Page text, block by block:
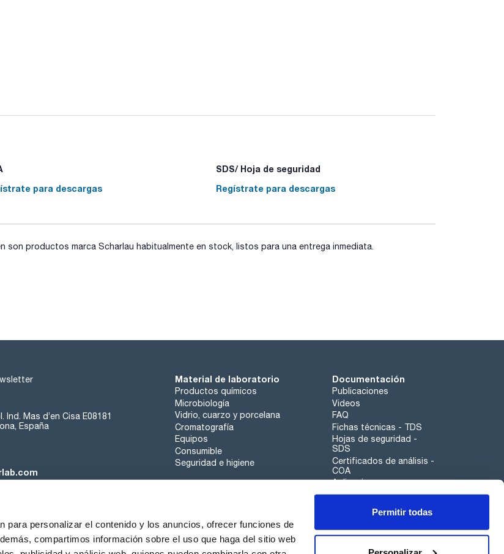
para personalizar el contenido y los anuncios, ofrecer funciones de
compartimos información sobre el uso que haga del sitio web
Permitir todas
para descargas
SDS/ Hoja de seguridad
Regístrate para descargas
son productos marca Scharlau habitualmente en stock, listos para una entrega inmediata.
Ind. Mas d’en Cisa E08181
España
Material de laboratorio
Productos químicos
Microbiología
Vidrio, cuarzo y porcelana
Cromatografía
Equipos
Consumible
Seguridad e higiene
Documentación
Publicaciones
Videos
FAQ
Fichas técnicas - TDS
Hojas de seguridad -
SDS
Certificados de análisis -
COA
Aplicaciones
Tabla Periódica
Canal de denuncias